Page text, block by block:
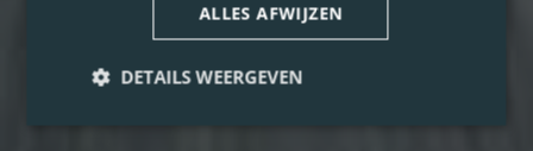
ALLES AFWIJZEN
DETAILS WEERGEVEN